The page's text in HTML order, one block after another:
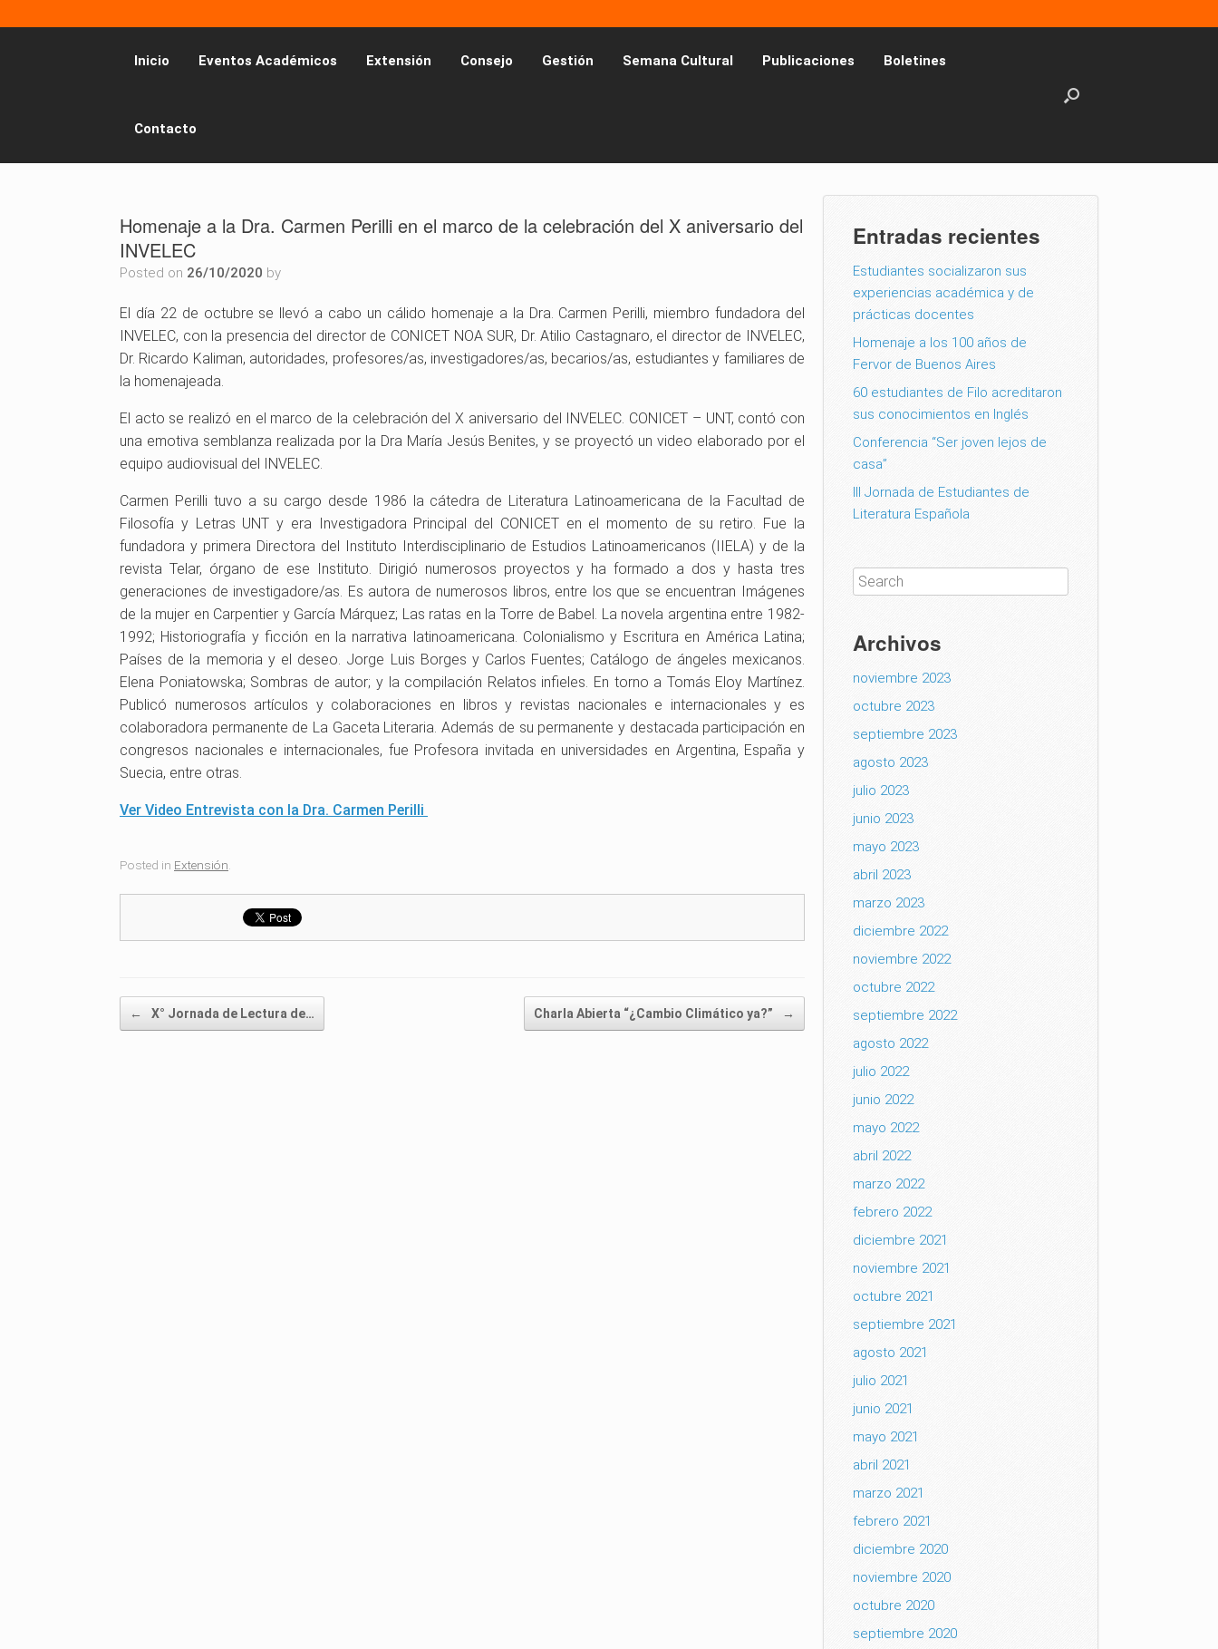
Inicio Eventos Académicos Extensión Consejo Gestión Semana Cultural Publicaciones Boletines
Contacto
Homenaje a la Dra. Carmen Perilli en el marco de la celebración del X aniversario del
INVELEC
Posted on 26/10/2020 by
El día 22 de octubre se llevó a cabo un cálido homenaje a la Dra. Carmen Perilli, miembro fundadora del
INVELEC, con la presencia del director de CONICET NOA SUR, Dr. Atilio Castagnaro, el director de INVELEC,
Dr. Ricardo Kaliman, autoridades, profesores/as, investigadores/as, becarios/as, estudiantes y familiares de
la homenajeada.
El acto se realizó en el marco de la celebración del X aniversario del INVELEC. CONICET – UNT, contó con
una emotiva semblanza realizada por la Dra María Jesús Benites, y se proyectó un video elaborado por el
equipo audiovisual del INVELEC.
Carmen Perilli tuvo a su cargo desde 1986 la cátedra de Literatura Latinoamericana de la Facultad de
Filosofía y Letras UNT y era Investigadora Principal del CONICET en el momento de su retiro. Fue la
fundadora y primera Directora del Instituto Interdisciplinario de Estudios Latinoamericanos (IIELA) y de la
revista Telar, órgano de ese Instituto. Dirigió numerosos proyectos y ha formado a dos y hasta tres
generaciones de investigadore/as. Es autora de numerosos libros, entre los que se encuentran Imágenes
de la mujer en Carpentier y García Márquez; Las ratas en la Torre de Babel. La novela argentina entre 1982-
1992; Historiografía y ficción en la narrativa latinoamericana. Colonialismo y Escritura en América Latina;
Países de la memoria y el deseo. Jorge Luis Borges y Carlos Fuentes; Catálogo de ángeles mexicanos.
Elena Poniatowska; Sombras de autor; y la compilación Relatos infieles. En torno a Tomás Eloy Martínez.
Publicó numerosos artículos y colaboraciones en libros y revistas nacionales e internacionales y es
colaboradora permanente de La Gaceta Literaria. Además de su permanente y destacada participación en
congresos nacionales e internacionales, fue Profesora invitada en universidades en Argentina, España y
Suecia, entre otras.
Ver Video Entrevista con la Dra. Carmen Perilli
Posted in Extensión.
Post navigation
← X° Jornada de Lectura de… Charla Abierta “¿Cambio Climático ya?” →
Entradas recientes
Estudiantes socializaron sus
experiencias académica y de
prácticas docentes
Homenaje a los 100 años de
Fervor de Buenos Aires
60 estudiantes de Filo acreditaron
sus conocimientos en Inglés
Conferencia “Ser joven lejos de
casa”
III Jornada de Estudiantes de
Literatura Española
Archivos
noviembre 2023
octubre 2023
septiembre 2023
agosto 2023
julio 2023
junio 2023
mayo 2023
abril 2023
marzo 2023
diciembre 2022
noviembre 2022
octubre 2022
septiembre 2022
agosto 2022
julio 2022
junio 2022
mayo 2022
abril 2022
marzo 2022
febrero 2022
diciembre 2021
noviembre 2021
octubre 2021
septiembre 2021
agosto 2021
julio 2021
junio 2021
mayo 2021
abril 2021
marzo 2021
febrero 2021
diciembre 2020
noviembre 2020
octubre 2020
septiembre 2020